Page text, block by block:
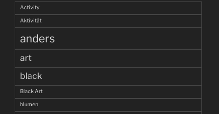
Activity
Aktivität
anders
art
black
Black Art
blumen